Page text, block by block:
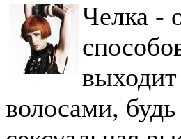
Челка -
волосами,